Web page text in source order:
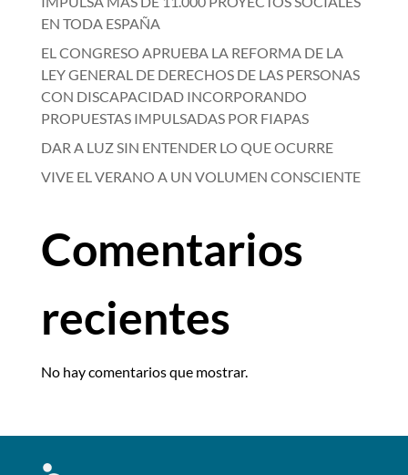
EN TODA ESPAÑA
EL CONGRESO APRUEBA LA REFORMA DE LA
LEY GENERAL DE DERECHOS DE LAS PERSONAS
CON DISCAPACIDAD INCORPORANDO
PROPUESTAS IMPULSADAS POR FIAPAS
DAR A LUZ SIN ENTENDER LO QUE OCURRE
VIVE EL VERANO A UN VOLUMEN CONSCIENTE
Comentarios
recientes
No hay comentarios que mostrar.